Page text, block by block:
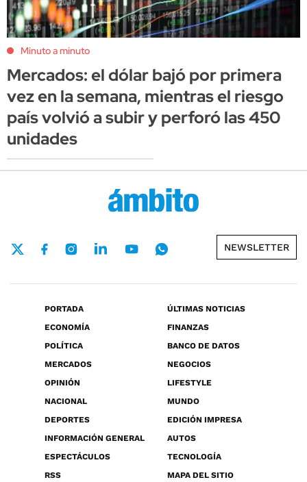
Minuto a minuto
Mercados: el dólar bajó por primera
vez en la semana, mientras el riesgo
país volvió a subir y perforó las 450
unidades
NEWSLETTER
PORTADA
ÚLTIMAS NOTICIAS
ECONOMÍA
FINANZAS
POLÍTICA
BANCO DE DATOS
MERCADOS
NEGOCIOS
OPINIÓN
LIFESTYLE
NACIONAL
MUNDO
DEPORTES
EDICIÓN IMPRESA
INFORMACIÓN GENERAL
AUTOS
ESPECTÁCULOS
TECNOLOGÍA
RSS
MAPA DEL SITIO